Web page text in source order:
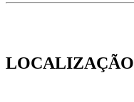
LOCALIZAÇÃO